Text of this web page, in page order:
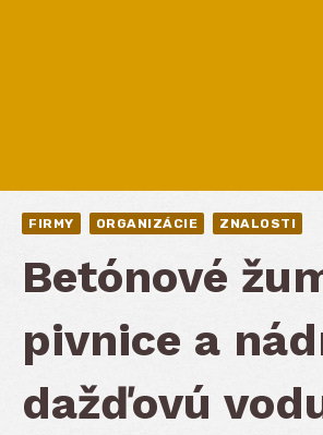
FIRMY ORGANIZÁCIE ZNALOSTI
Betónové
pivnice a
dažďovú